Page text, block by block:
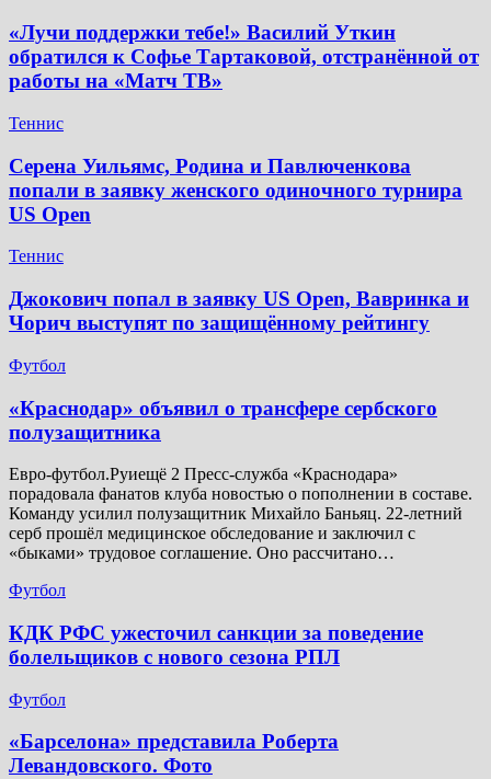
«Лучи поддержки тебе!» Василий Уткин
обратился к Софье Тартаковой, отстранённой от
работы на «Матч ТВ»
Теннис
Серена Уильямс, Родина и Павлюченкова
попали в заявку женского одиночного турнира
US Open
Теннис
Джокович попал в заявку US Open, Вавринка и
Чорич выступят по защищённому рейтингу
Футбол
​«Краснодар» объявил о трансфере сербского
полузащитника
Евро-футбол.Руиещё 2 Пресс-служба «Краснодара»
порадовала фанатов клуба новостью о пополнении в составе.
Команду усилил полузащитник Михайло Баньяц. 22-летний
серб прошёл медицинское обследование и заключил с
«быками» трудовое соглашение. Оно рассчитано…
Футбол
КДК РФС ужесточил санкции за поведение
болельщиков с нового сезона РПЛ
Футбол
«Барселона» представила Роберта
Левандовского. Фото